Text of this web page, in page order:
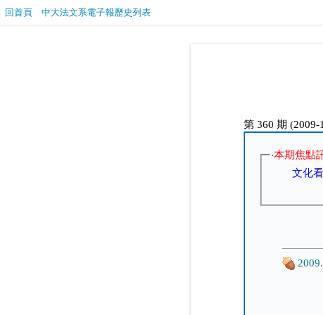
回首頁 中大法文系電子報歷史列表